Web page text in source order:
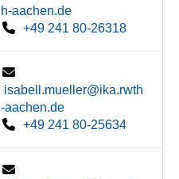
h-aachen.de
+49 241 80-26318
isabell.mueller@ika.rwth
-aachen.de
+49 241 80-25634